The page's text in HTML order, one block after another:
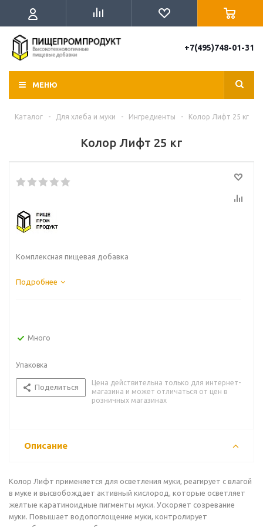
+7(495)748-01-31
МЕНЮ
Каталог - Для хлеба и муки - Ингредиенты - Колор Лифт 25 кг
Колор Лифт 25 кг
Комплексная пищевая добавка
Подробнее
Много
Упаковка
Поделиться
Цена действительна только для интернет-
магазина и может отличаться от цен в
розничных магазинах
Описание
Колор Лифт применяется для осветления муки, реагирует с влагой
в муке и высвобождает активный кислород, которые осветляет
желтые каратиноидные пигменты муки. Ускоряет созревание
муки. Повышает водопоглощение муки, контролирует